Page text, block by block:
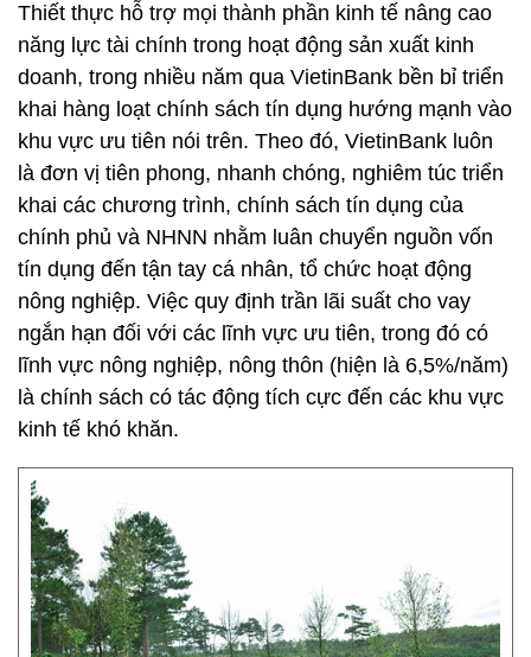
Thiết thực hỗ trợ mọi thành phần kinh tế nâng cao
năng lực tài chính trong hoạt động sản xuất kinh
doanh, trong nhiều năm qua VietinBank bền bỉ triển
khai hàng loạt chính sách tín dụng hướng mạnh vào
khu vực ưu tiên nói trên. Theo đó, VietinBank luôn
là đơn vị tiên phong, nhanh chóng, nghiêm túc triển
khai các chương trình, chính sách tín dụng của
chính phủ và NHNN nhằm luân chuyển nguồn vốn
tín dụng đến tận tay cá nhân, tổ chức hoạt động
nông nghiệp. Việc quy định trần lãi suất cho vay
ngắn hạn đối với các lĩnh vực ưu tiên, trong đó có
lĩnh vực nông nghiệp, nông thôn (hiện là 6,5%/năm)
là chính sách có tác động tích cực đến các khu vực
kinh tế khó khăn.